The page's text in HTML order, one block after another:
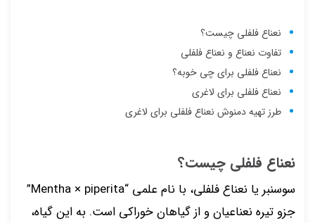
نعناع فلفلی چیست؟
تفاوت نعناع و نعناع فلفلی
نعناع فلفلی برای چی خوبه؟
نعناع فلفلی برای لاغری
طرز تهیه دمنوش نعناع فلفلی برای لاغری
نعناع فلفلی چیست؟
سوسنبر یا نعناع فلفلی، با نام علمی “Mentha × piperita”
جزو تیره نعناعیان و از گیاهان خوراکی است. به این گیاه،